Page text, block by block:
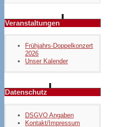
Veranstaltungen
Frühjahrs-Doppelkonzert
2026
Unser Kalender
Datenschutz
DSGVO Angaben
Kontakt/Impressum